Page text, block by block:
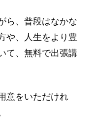
ら、普段はなかな
や、人生をより豊
て、無料で出張講
意をいただけれ